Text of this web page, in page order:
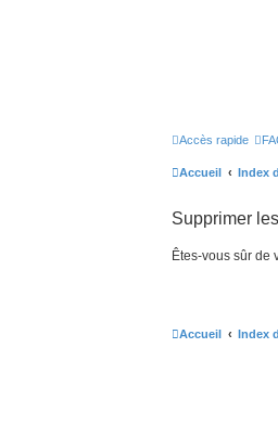
Accès rapide
Accueil Index
Supprimer
Êtes-vous sûr de
Accueil Index